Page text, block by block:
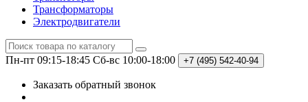
Трансформаторы
Электродвигатели
Пн-пт 09:15-18:45 Сб-вс 10:00-18:00 +7 (495) 542-40-94
Заказать обратный звонок